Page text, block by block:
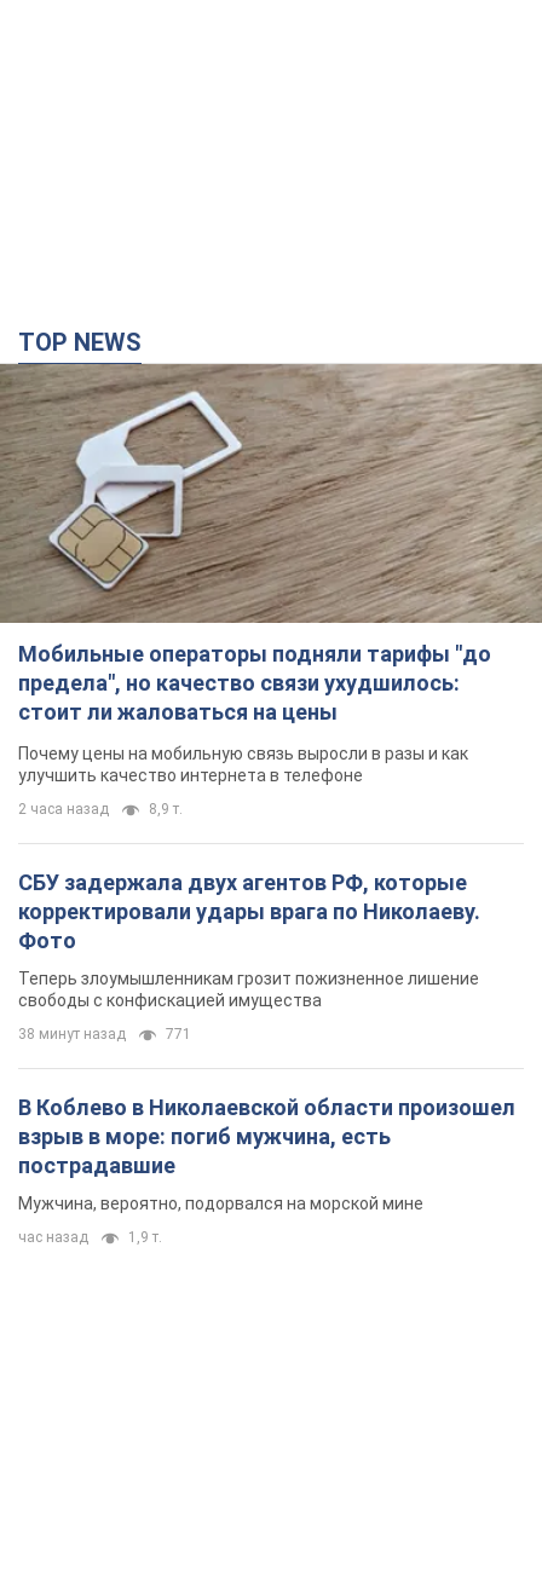
TOP NEWS
Мобильные операторы подняли тарифы "до
предела", но качество связи ухудшилось:
стоит ли жаловаться на цены
Почему цены на мобильную связь выросли в разы и как
улучшить качество интернета в телефоне
2 часа назад 8,9 т.
СБУ задержала двух агентов РФ, которые
корректировали удары врага по Николаеву.
Фото
Теперь злоумышленникам грозит пожизненное лишение
свободы с конфискацией имущества
38 минут назад 771
В Коблево в Николаевской области произошел
взрыв в море: погиб мужчина, есть
пострадавшие
Мужчина, вероятно, подорвался на морской мине
час назад 1,9 т.